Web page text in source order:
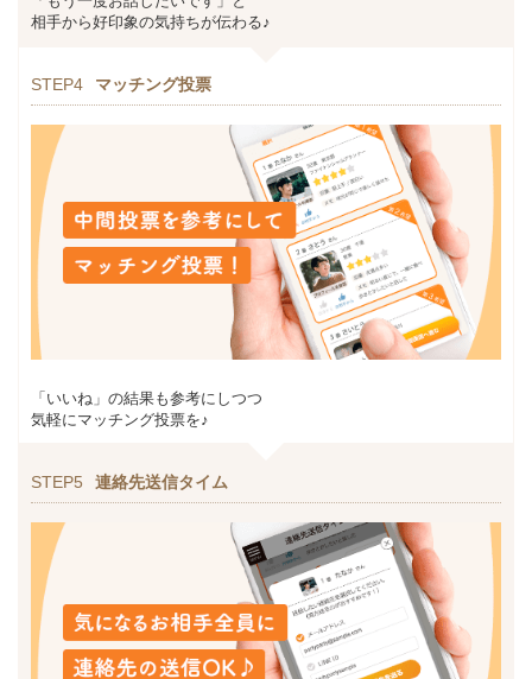
相手から好印象の気持ちが伝わる♪
STEP4 マッチング投票
「いいね」の結果も参考にしつつ
気軽にマッチング投票を♪
STEP5 連絡先送信タイム